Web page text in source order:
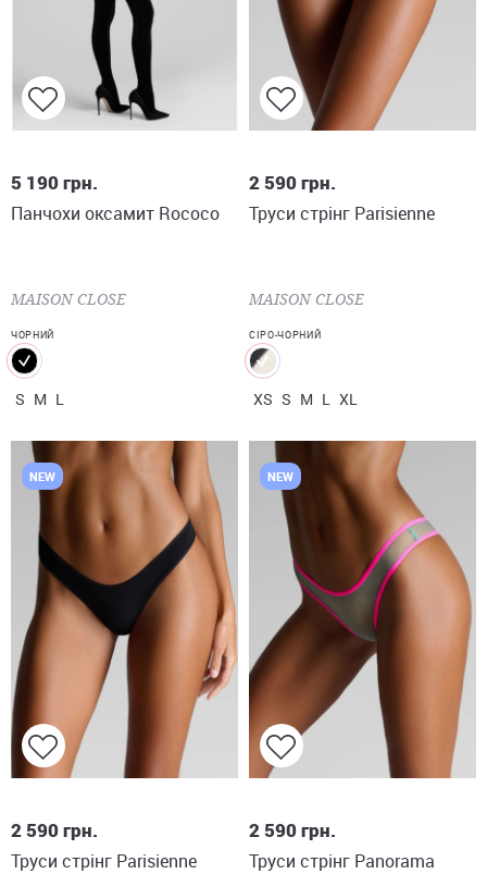
5 190грн.
Панчохи оксамит Rococo
MAISON CLOSE
ЧОРНИЙ
S M L
2 590грн.
Труси стрінг Parisienne
MAISON CLOSE
СІРО-ЧОРНИЙ
XS S M L XL
NEW
2 590грн.
Труси стрінг Parisienne
NEW
2 590грн.
Труси стрінг Panorama